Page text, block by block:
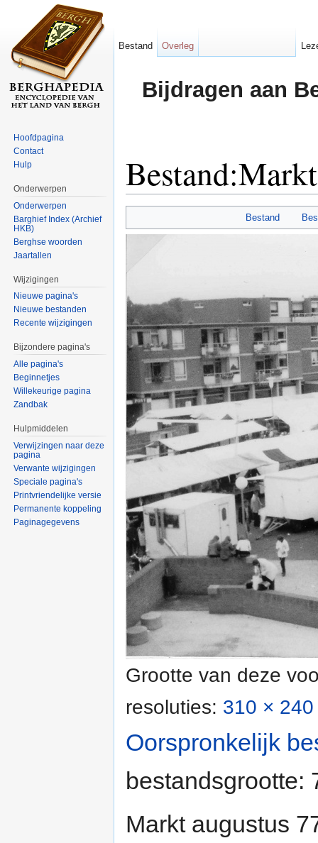
Bijdragen aan
Bestand
Grootte van deze
resoluties: 310 ×
Oorspronkelijk
bestandsgrootte:
Markt augustus
Bestand Overleg
Hoofdpagina
Contact
Hulp
Onderwerpen
Onderwerpen
Barghief Index (Archief
HKB)
Berghse woorden
Jaartallen
Wijzigingen
Nieuwe pagina's
Nieuwe bestanden
Recente wijzigingen
Bijzondere pagina's
Alle pagina's
Beginnetjes
Willekeurige pagina
Zandbak
Hulpmiddelen
Verwijzingen naar deze
pagina
Verwante wijzigingen
Speciale pagina's
Printvriendelijke versie
Permanente koppeling
Paginagegevens